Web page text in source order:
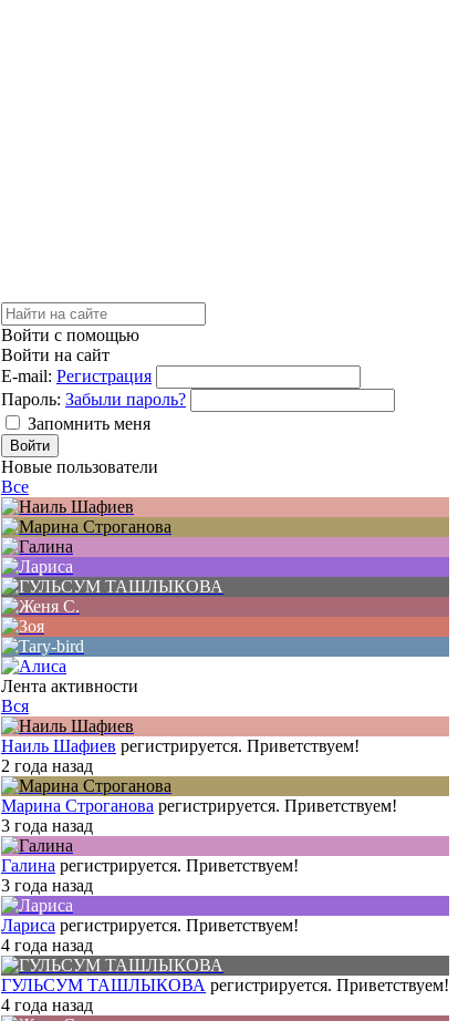
Войти с помощью
Войти на сайт
E-mail: Регистрация
Пароль: Забыли пароль?
Запомнить меня
Новые пользователи
Все
Лента активности
Вся
Наиль Шафиев регистрируется. Приветствуем!
2 года назад
Марина Строганова регистрируется. Приветствуем!
3 года назад
Галина регистрируется. Приветствуем!
3 года назад
Лариса регистрируется. Приветствуем!
4 года назад
ГУЛЬСУМ ТАШЛЫКОВА регистрируется. Приветствуем!
4 года назад